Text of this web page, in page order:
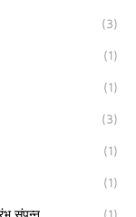
(3)
(1)
(1)
(3)
(1)
(1)
संपन्न (1)